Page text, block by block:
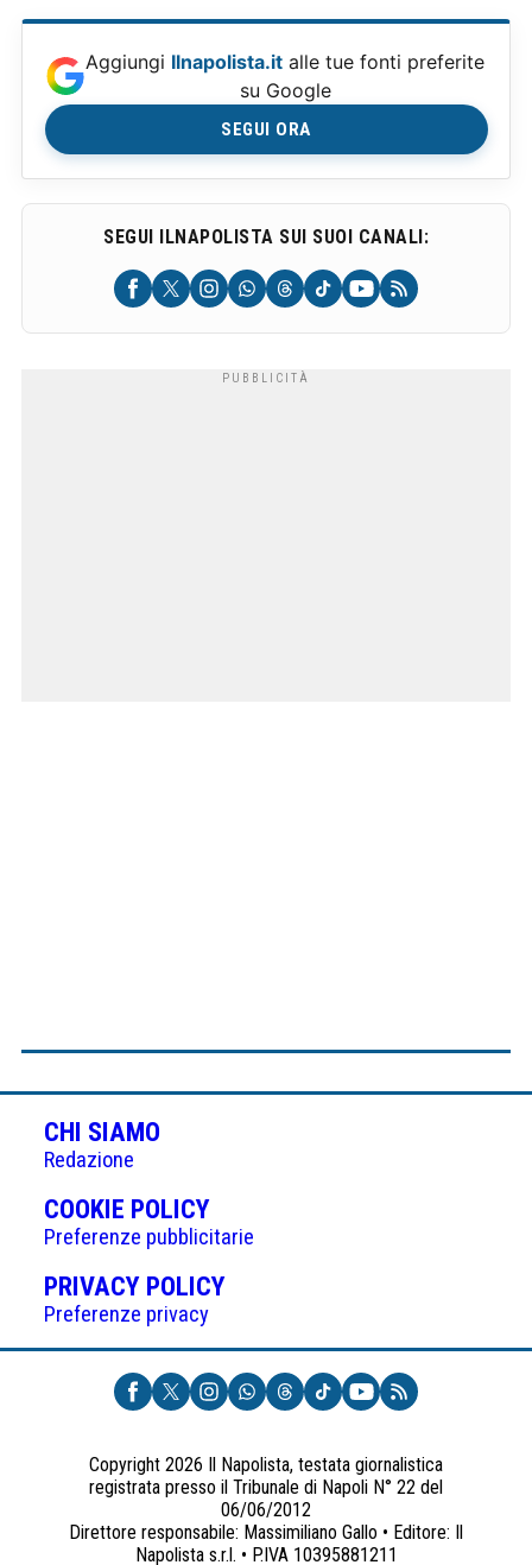
Aggiungi Ilnapolista.it alle tue fonti preferite
su Google
SEGUI ORA
SEGUI ILNAPOLISTA SUI SUOI CANALI:
CHI SIAMO
Redazione
COOKIE POLICY(APRE
IN
UNA
NUOVA
Preferenze pubblicitarie
PRIVACY POLICY(APRE
UNA
NUOVA
SCHEDA)
Preferenze privacy
Copyright 2026 Il Napolista, testata giornalistica
registrata presso il Tribunale di Napoli N° 22 del
06/06/2012
Direttore responsabile: Massimiliano Gallo • Editore: Il
Napolista s.r.l. • P.IVA 10395881211